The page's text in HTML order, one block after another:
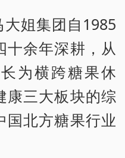
姐集团自1985
十余年深耕，从
为横跨糖果休
康三大板块的综
国北方糖果行业